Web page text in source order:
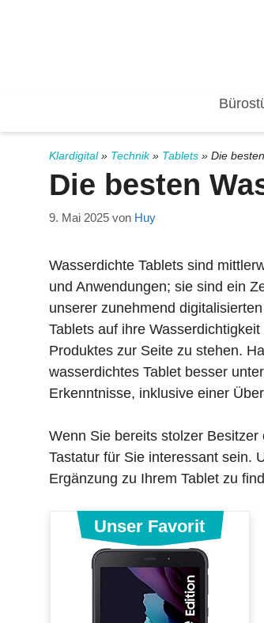
Klardigital» Technik» Tablets » Die
Die besten
9. Mai 2025 von Huy
Wasserdichte Tablets sind
und Anwendungen; sie sind ein
unserer zunehmend
Tablets auf ihre
Produktes zur Seite zu stehen.
wasserdichtes Tablet besser
Erkenntnisse, inklusive einer
Wenn Sie bereits stolzer
Tastatur für Sie interessant sein.
Ergänzung zu Ihrem Tablet zu